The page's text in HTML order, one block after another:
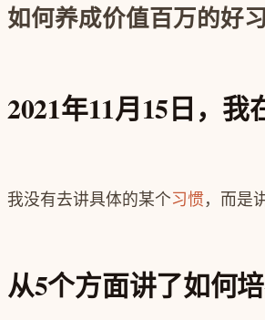
如何养成价值百万的好
2021年11月15日，我
我没有去讲具体的某个习惯，而是
从5个方面讲了如何